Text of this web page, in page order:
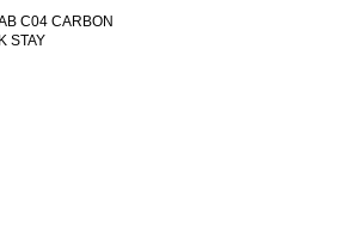
C04 CARBON
STAY